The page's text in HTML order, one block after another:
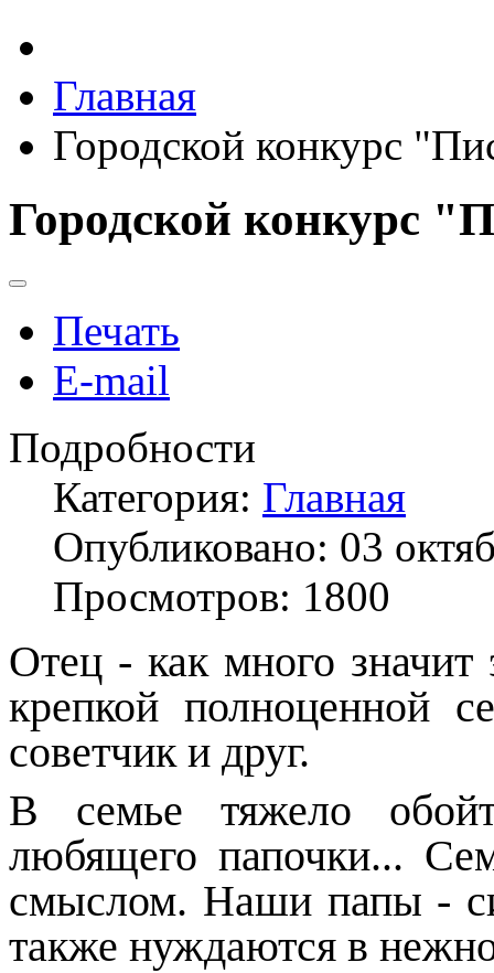
Главная
Городской конкурс
Городской конкурс
Печать
E-mail
Подробности
Категория: Главная
Опубликовано: 03
Просмотров: 1800
Отец - как много
крепкой полноценной
советчик и друг.
В семье тяжело
любящего папочки...
смыслом. Наши папы -
также нуждаются в